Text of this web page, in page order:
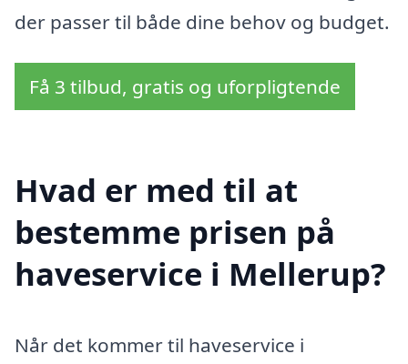
der passer til både dine behov og budget.
Få 3 tilbud, gratis og uforpligtende
Hvad er med til at
bestemme prisen på
haveservice i Mellerup?
Når det kommer til haveservice i